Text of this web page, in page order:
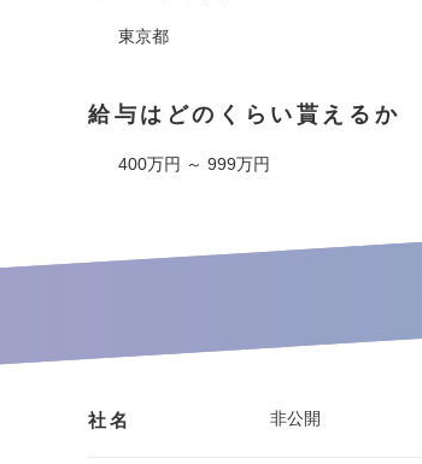
東京都
給与はどのくらい貰えるか
400万円 ～ 999万円
社名 非公開